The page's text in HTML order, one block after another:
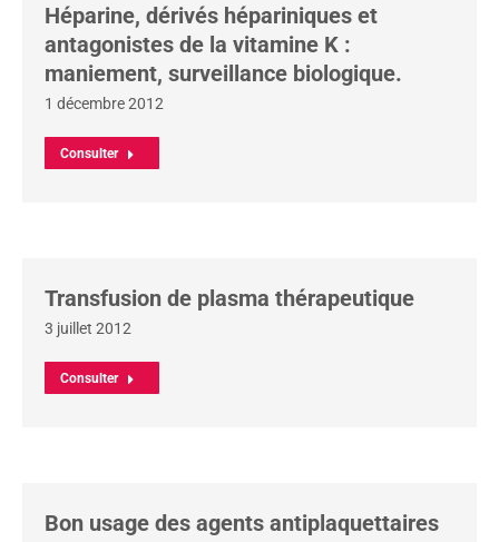
Héparine, dérivés hépariniques et
antagonistes de la vitamine K :
maniement, surveillance biologique.
1 décembre 2012
Consulter
Transfusion de plasma thérapeutique
3 juillet 2012
Consulter
Bon usage des agents antiplaquettaires